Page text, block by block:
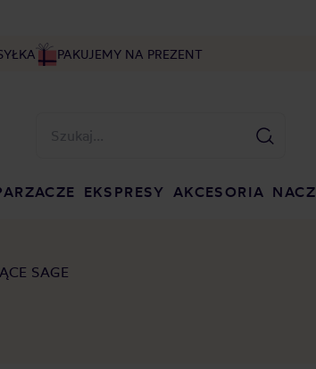
PAKUJEMY NA PREZENT
EKSPRESY AKCESORIA
SAGE